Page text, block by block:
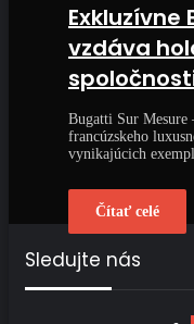
Exkluzívne
vzdáva
Bugatti Sur Mesure
francúzskeho
vynikajúcich
Čítať celé
Sledujte nás